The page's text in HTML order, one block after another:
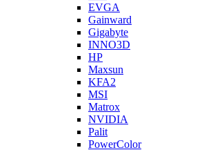
EVGA
Gainward
Gigabyte
INNO3D
HP
Maxsun
KFA2
MSI
Matrox
NVIDIA
Palit
PowerColor